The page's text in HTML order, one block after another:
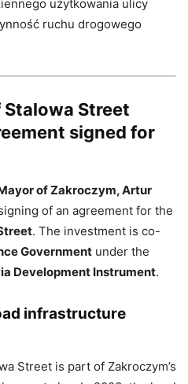
użytkowania ulicy
ruchu drogowego
Street
signed for
of Zakroczym, Artur
of an agreement for the
. The investment is co-
Government under the
Development Instrument.
infrastructure
Street is part of Zakroczym’s